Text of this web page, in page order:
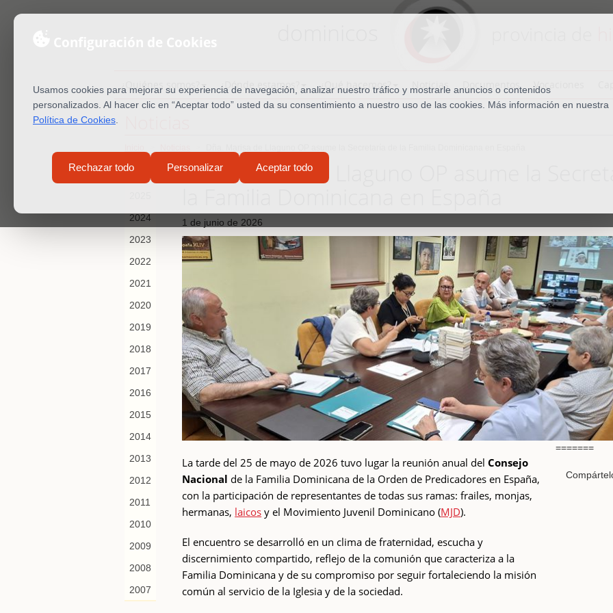
Usamos cookies para mejorar su experiencia de navegación, analizar nuestro tráfico y mostrarle anuncios o contenidos
personalizados. Al hacer clic en “Aceptar todo” usted da su consentimiento a nuestro uso de las cookies. Más información en nuestra
Política de Cookies
Rechazar todo Personalizar Aceptar todo
¿Quiénes somos? ¿Dónde estamos? ¿Qué hacemos? Noticias Documentos Vocaciones
2026
2024
2023
2022
2021
2020
2019
2018
2017
2016
2015
2014
2013
2012
2011
2010
2009
2008
2007
Dña. Marisa de Llaguno OP asume la
1 de junio de 2026
La tarde del 25 de mayo de 2026 tuvo lugar la reunión anual delConsejo
Nacional de la Familia Dominicana de la Orden de Predicadores en España,
con la participación de representantes de todas sus ramas: frailes, monjas,
hermanas, laicos y el Movimiento Juvenil Dominicano (MJD).
El encuentro se desarrolló en un clima de fraternidad, escucha y
discernimiento compartido, reflejo de la comunión que caracteriza a la
Familia Dominicana y de su compromiso por seguir fortaleciendo la misión
común al servicio de la Iglesia y de la sociedad.
=======